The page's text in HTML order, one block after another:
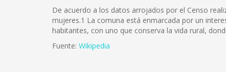
De acuerdo a los datos arrojados por el Censo
mujeres.1 La comuna está enmarcada por un
habitantes, con uno que conserva la vida rural,
Fuente: Wikipedia